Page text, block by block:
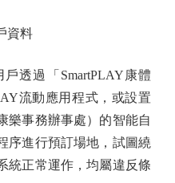
資料
過「SmartPLAY康體
流動應用程式，或設置
樂事務辦事處）的智能自
序進行預訂場地，試圖繞
統正常運作，均屬違反條